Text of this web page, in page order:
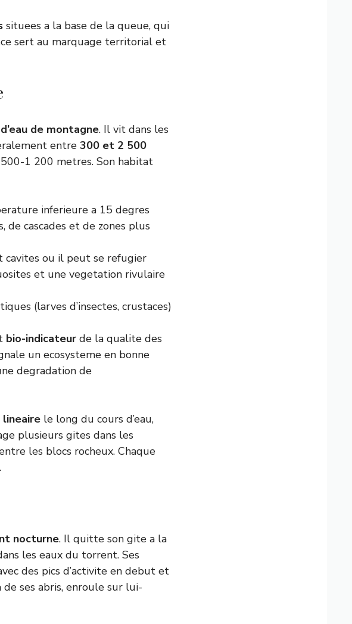
situees a la base de la queue, qui
sert au marquage territorial et
de montagne. Il vit dans les
entre 300 et 2 500
1 200 metres. Son habitat
inferieure a 15 degres
de cascades et de zones plus
cavites ou il peut se refugier
et une vegetation rivulaire
(larves d’insectes, crustaces)
bio-indicateur de la qualite des
un ecosysteme en bonne
degradation de
le long du cours d’eau,
plusieurs gites dans les
les blocs rocheux. Chaque
nocturne. Il quitte son gite a la
les eaux du torrent. Ses
des pics d’activite en debut et
ses abris, enroule sur lui-